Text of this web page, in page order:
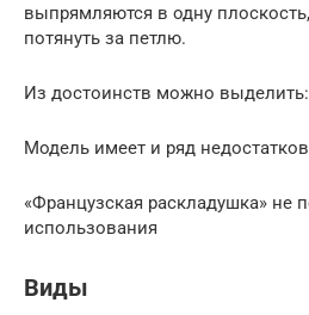
выпрямляются в одну
потянуть за петлю.
Из достоинств можно выделить:
Модель имеет и ряд
«Французская раскладушка» не
использования
Виды